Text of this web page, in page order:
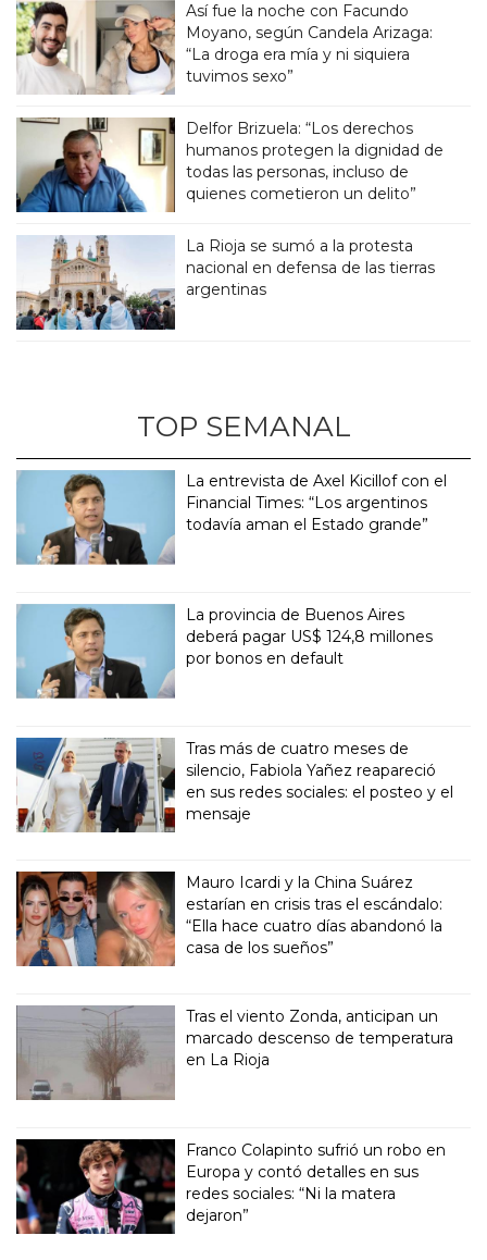
Así fue la noche con Facundo
Moyano, según Candela Arizaga:
“La droga era mía y ni siquiera
tuvimos sexo”
Delfor Brizuela: “Los derechos
humanos protegen la dignidad de
todas las personas, incluso de
quienes cometieron un delito”
La Rioja se sumó a la protesta
nacional en defensa de las tierras
argentinas
TOP SEMANAL
La entrevista de Axel Kicillof con el
Financial Times: “Los argentinos
todavía aman el Estado grande”
La provincia de Buenos Aires
deberá pagar US$ 124,8 millones
por bonos en default
Tras más de cuatro meses de
silencio, Fabiola Yañez reapareció
en sus redes sociales: el posteo y el
mensaje
Mauro Icardi y la China Suárez
estarían en crisis tras el escándalo:
“Ella hace cuatro días abandonó la
casa de los sueños”
Tras el viento Zonda, anticipan un
marcado descenso de temperatura
en La Rioja
Franco Colapinto sufrió un robo en
Europa y contó detalles en sus
redes sociales: “Ni la matera
dejaron”